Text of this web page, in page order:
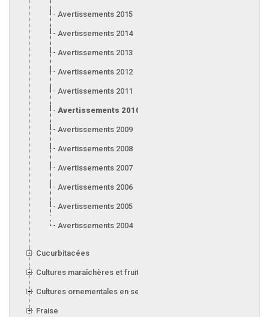
Avertissements 2015
Avertissements 2014
Avertissements 2013
Avertissements 2012
Avertissements 2011
Avertissements 2010
Avertissements 2009
Avertissements 2008
Avertissements 2007
Avertissements 2006
Avertissements 2005
Avertissements 2004
Cucurbitacées
Cultures maraîchères et fruitières en serre
Cultures ornementales en serre
Fraise